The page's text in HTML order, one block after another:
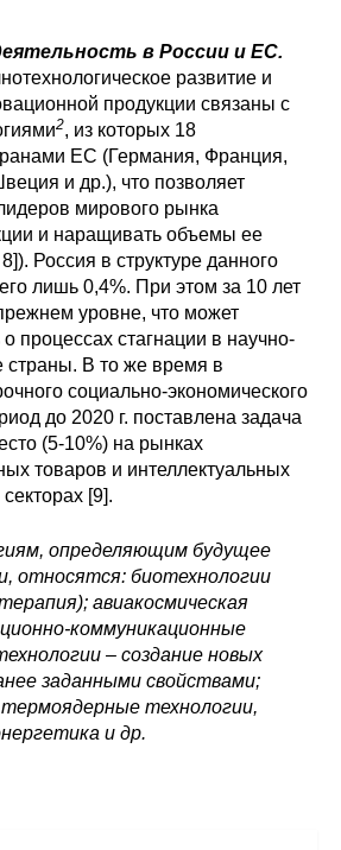
в России и ЕС.
развитие и
продукции связаны с
2, из которых 18
ЕС (Германия, Франция,
и др.), что позволяет
мирового рынка
и наращивать объемы ее
Россия в структуре данного
лишь 0,4%. При этом за 10 лет
уровне, что может
о процессах стагнации в научно-
страны. В то же время в
социально-экономического
до 2020 г. поставлена задача
(5-10%) на рынках
товаров и интеллектуальных
[9].
определяющим будущее
относятся: биотехнологии
авиакосмическая
коммуникационные
– создание новых
заданными свойствами;
технологии,
и др.